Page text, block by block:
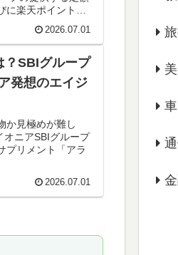
楽天ポイントが
2026.07.01
？SBIグループ
発想のエイジ
か見極めが難し
オニアSBIグループ
プリメント「アラ
2026.07.01